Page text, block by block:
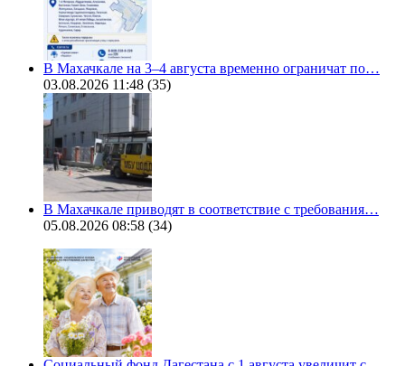
В Махачкале на 3–4 августа временно ограничат по…
03.08.2026 11:48 (35)
В Махачкале приводят в соответствие с требования…
05.08.2026 08:58 (34)